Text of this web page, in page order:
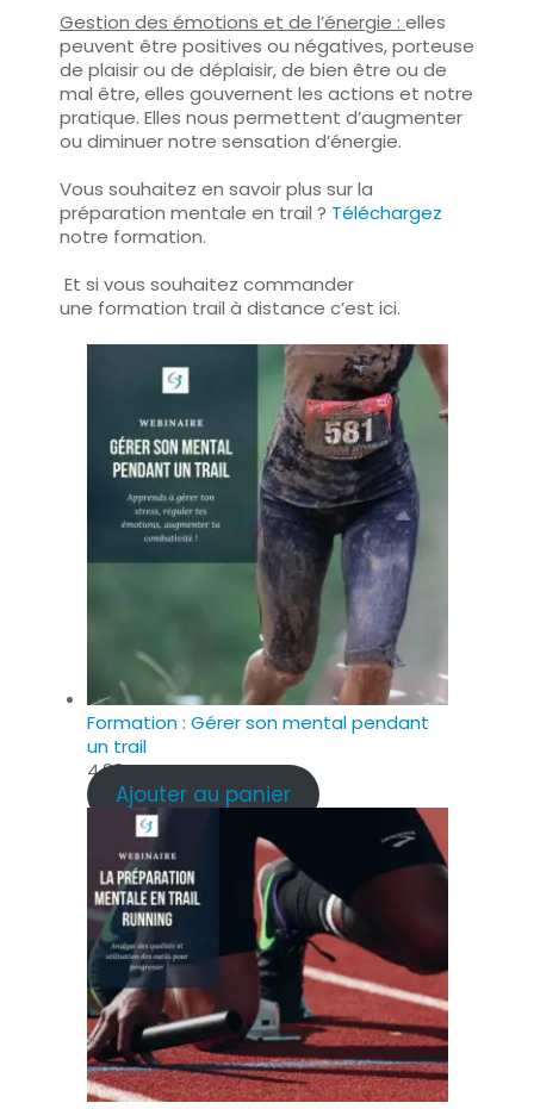
Gestion des émotions et de l’énergie : elles
peuvent être positives ou négatives, porteuse
de plaisir ou de déplaisir, de bien être ou de
mal être, elles gouvernent les actions et notre
pratique. Elles nous permettent d’augmenter
ou diminuer notre sensation d’énergie.
Vous souhaitez en savoir plus sur la
préparation mentale en trail ? Téléchargez
notre formation.
Et si vous souhaitez commander
une formation trail à distance c’est ici.
Formation : Gérer son mental pendant
un trail
4.99€
Ajouter au panier